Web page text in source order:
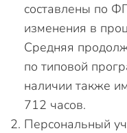
составлены по
изменения в
Средняя
по типовой
наличии также
712 часов.
Персональный